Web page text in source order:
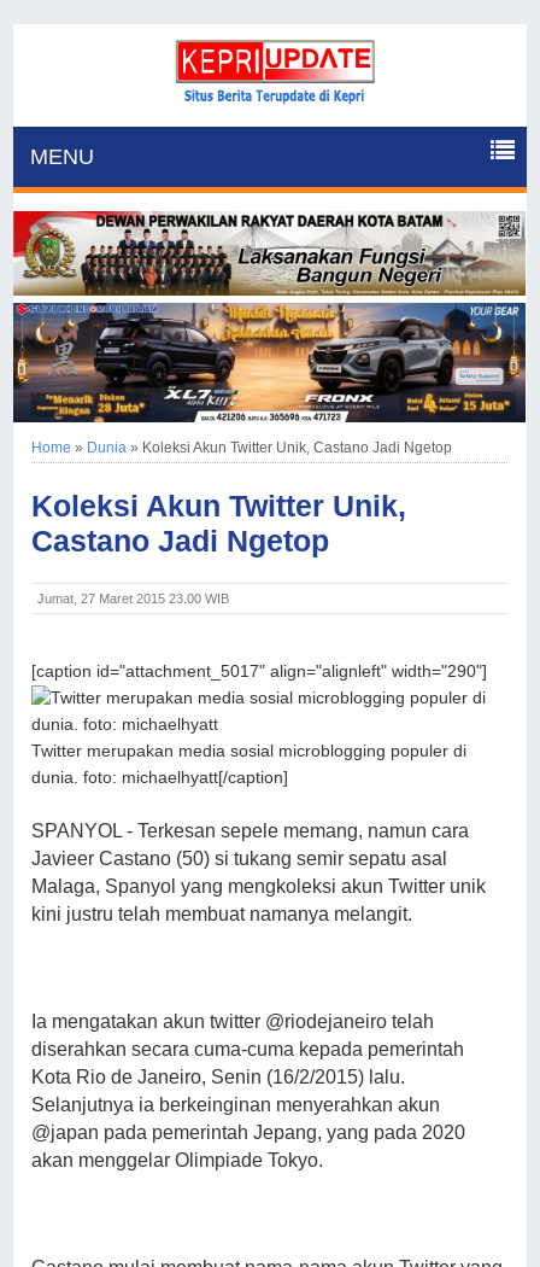
MENU
Home » Dunia » Koleksi Akun Twitter Unik, Castano Jadi Ngetop
Koleksi Akun Twitter Unik,
Castano Jadi Ngetop
Jumat, 27 Maret 2015 23.00 WIB
[caption id="attachment_5017" align="alignleft" width="290"]
Twitter merupakan media sosial microblogging populer di
dunia. foto: michaelhyatt[/caption]
SPANYOL - Terkesan sepele memang, namun cara
Javieer Castano (50) si tukang semir sepatu asal
Malaga, Spanyol yang mengkoleksi akun Twitter unik
kini justru telah membuat namanya melangit.
Ia mengatakan akun twitter @riodejaneiro telah
diserahkan secara cuma-cuma kepada pemerintah
Kota Rio de Janeiro, Senin (16/2/2015) lalu.
Selanjutnya ia berkeinginan menyerahkan akun
@japan pada pemerintah Jepang, yang pada 2020
akan menggelar Olimpiade Tokyo.